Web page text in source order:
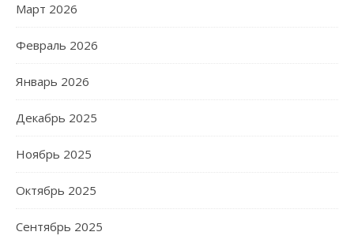
Март 2026
Февраль 2026
Январь 2026
Декабрь 2025
Ноябрь 2025
Октябрь 2025
Сентябрь 2025